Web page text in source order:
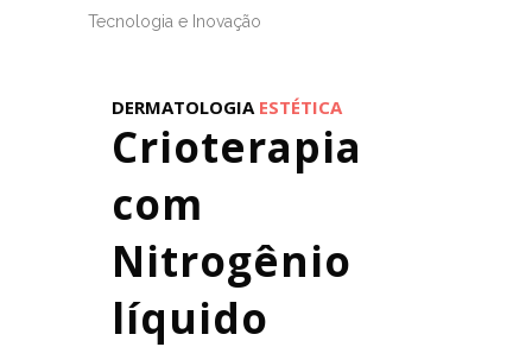
Tecnologia e Inovação
DERMATOLOGIA ESTÉTICA
Crioterapia
com
Nitrogênio
líquido